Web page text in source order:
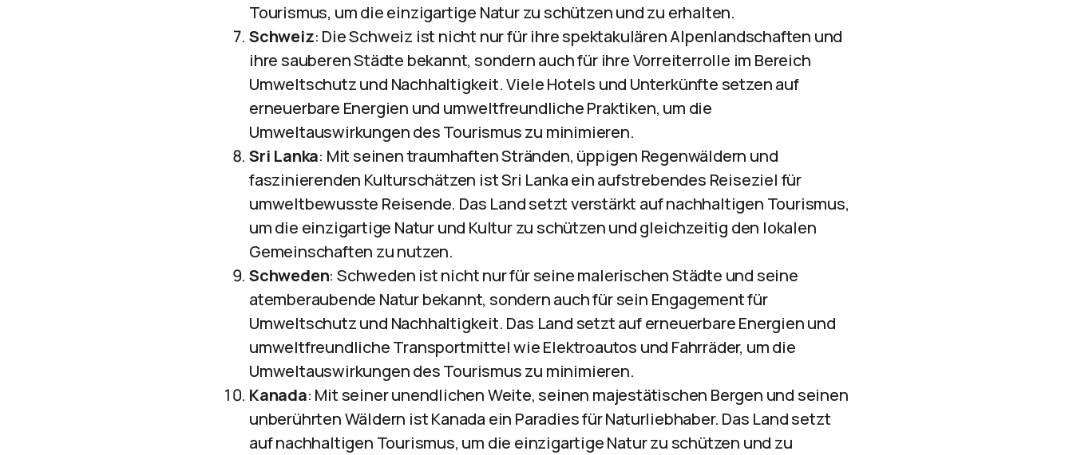
Tourismus, um die einzigartige Natur zu schützen und zu erhalten.
Schweiz: Die Schweiz ist nicht nur für ihre spektakulären Alpenlandschaften und
ihre sauberen Städte bekannt, sondern auch für ihre Vorreiterrolle im Bereich
Umweltschutz und Nachhaltigkeit. Viele Hotels und Unterkünfte setzen auf
erneuerbare Energien und umweltfreundliche Praktiken, um die
Umweltauswirkungen des Tourismus zu minimieren.
Sri Lanka: Mit seinen traumhaften Stränden, üppigen Regenwäldern und
faszinierenden Kulturschätzen ist Sri Lanka ein aufstrebendes Reiseziel für
umweltbewusste Reisende. Das Land setzt verstärkt auf nachhaltigen Tourismus,
um die einzigartige Natur und Kultur zu schützen und gleichzeitig den lokalen
Gemeinschaften zu nutzen.
Schweden: Schweden ist nicht nur für seine malerischen Städte und seine
atemberaubende Natur bekannt, sondern auch für sein Engagement für
Umweltschutz und Nachhaltigkeit. Das Land setzt auf erneuerbare Energien und
umweltfreundliche Transportmittel wie Elektroautos und Fahrräder, um die
Umweltauswirkungen des Tourismus zu minimieren.
Kanada: Mit seiner unendlichen Weite, seinen majestätischen Bergen und seinen
unberührten Wäldern ist Kanada ein Paradies für Naturliebhaber. Das Land setzt
auf nachhaltigen Tourismus, um die einzigartige Natur zu schützen und zu